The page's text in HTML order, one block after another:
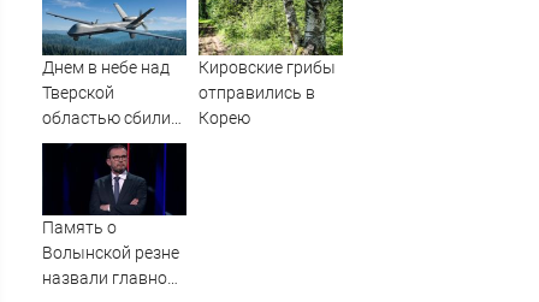
простились с
убитыми
россиянами
Дианой
Днем в небе над
Тверской
областью сбили
БПЛА
Кировские грибы
отправились в
Корею
Память о
Волынской резне
назвали главной